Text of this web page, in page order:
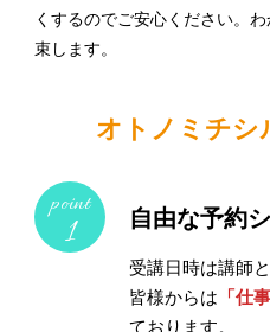
くするのでご安心ください。
束します。
オトノミチシ
point
1 自由な予約
受講日時は講師
皆様からは 「仕
ております。